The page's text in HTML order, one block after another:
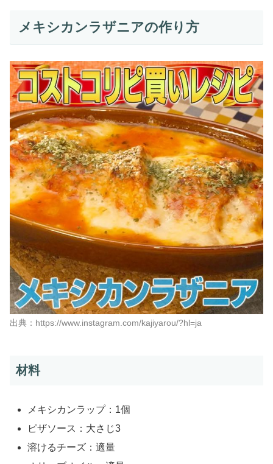
メキシカンラザニアの作り方
出典：https://www.instagram.com/kajiyarou/?hl=ja
材料
メキシカンラップ：1個
ピザソース：大さじ3
溶けるチーズ：適量